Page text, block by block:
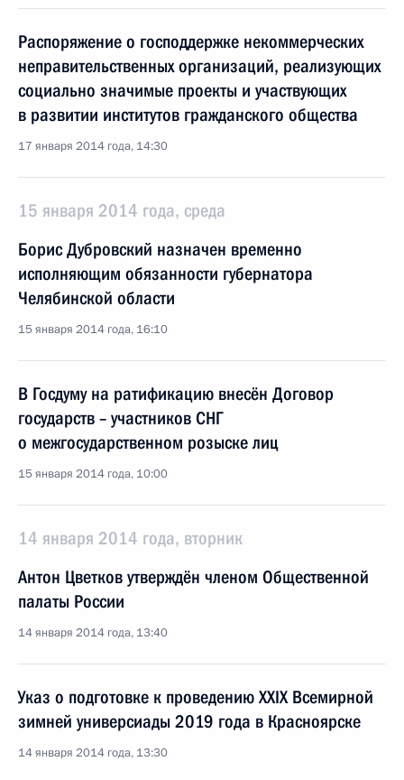
Распоряжение о господдержке некоммерческих
неправительственных организаций, реализующих
социально значимые проекты и участвующих
в развитии институтов гражданского общества
17 января 2014 года, 14:30
15 января 2014 года, среда
Борис Дубровский назначен временно
исполняющим обязанности губернатора
Челябинской области
15 января 2014 года, 16:10
В Госдуму на ратификацию внесён Договор
государств – участников СНГ
о межгосударственном розыске лиц
15 января 2014 года, 10:00
14 января 2014 года, вторник
Антон Цветков утверждён членом Общественной
палаты России
14 января 2014 года, 13:40
Указ о подготовке к проведению XXIX Всемирной
зимней универсиады 2019 года в Красноярске
14 января 2014 года, 13:30